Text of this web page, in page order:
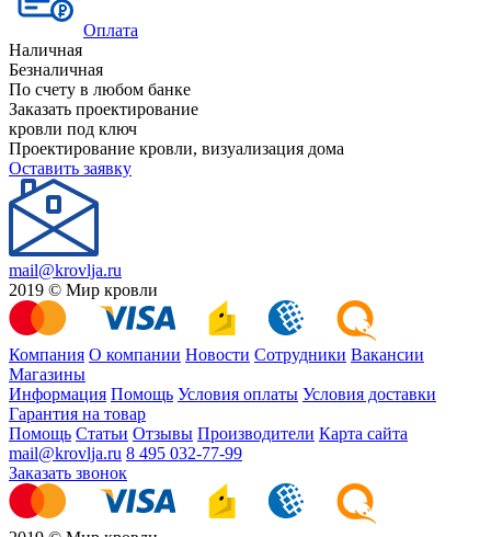
Оплата
Наличная
Безналичная
По счету в любом банке
Заказать проектирование
кровли под ключ
Проектирование кровли, визуализация дома
Оставить заявку
mail@krovlja.ru
2019 © Мир кровли
Компания О компании Новости Сотрудники Вакансии
Магазины
Информация Помощь Условия оплаты Условия доставки
Гарантия на товар
Помощь Статьи Отзывы Производители Карта сайта
mail@krovlja.ru 8 495 032-77-99
Заказать звонок